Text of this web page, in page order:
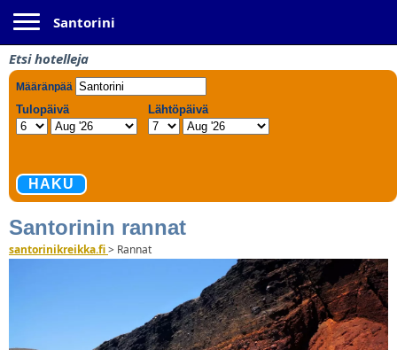
Santorini
Etsi hotelleja
Santorinin rannat
santorinikreikka.fi> Rannat